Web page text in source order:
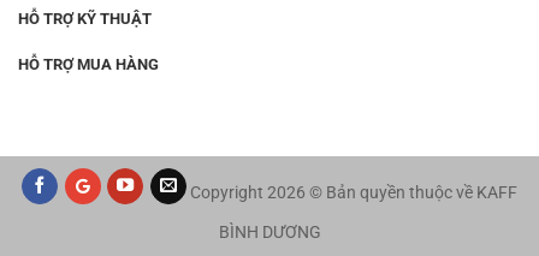
HỖ TRỢ KỸ THUẬT
HỖ TRỢ MUA HÀNG
Copyright 2026 © Bản quyền thuộc về KAFF
BÌNH DƯƠNG